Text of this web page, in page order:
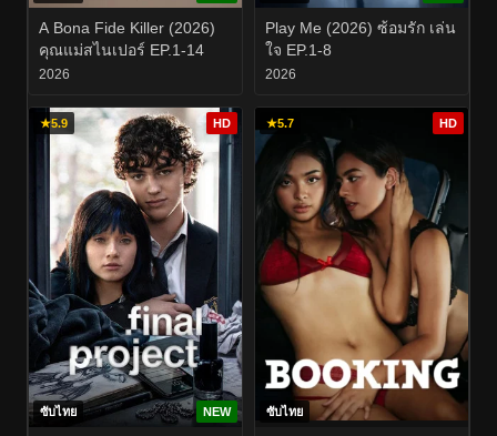
A Bona Fide Killer (2026)
คุณแม่สไนเปอร์ EP.1-14
2026
Play Me (2026) ซ้อมรัก เล่น
ใจ EP.1-8
2026
★5.9 HD
ซับไทย NEW
★5.7 HD
ซับไทย